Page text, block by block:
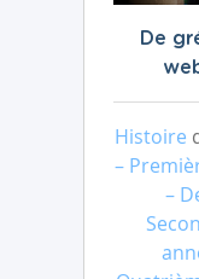
De
Histoire
–
–